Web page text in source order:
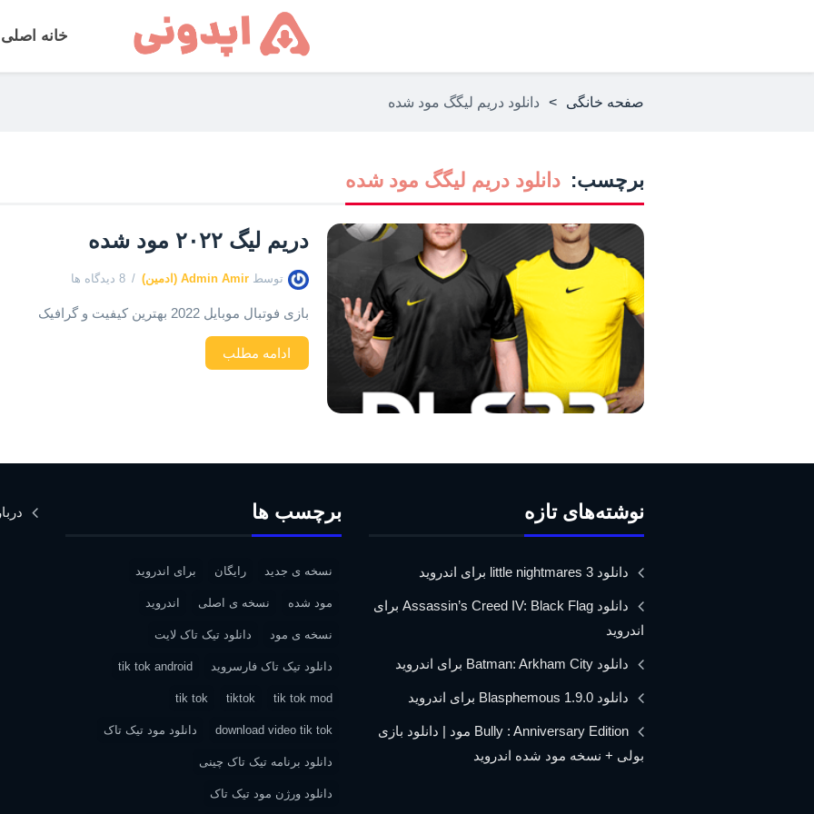
خانه اصلی
صفحه خانگی > دانلود دریم لیگگ مود شده
برچسب: دانلود دریم لیگگ مود شده
دریم لیگ ۲۰۲۲ مود شده
توسط Admin Amir (ادمین) 8 دیدگاه ها
بازی فوتبال موبایل 2022 بهترین کیفیت و گرافیک
ادامه مطلب
نوشته‌های تازه
دانلود little nightmares 3 برای اندروید
دانلود Assassin’s Creed IV: Black Flag برای
اندروید
دانلود Batman: Arkham City برای اندروید
دانلود Blasphemous 1.9.0 برای اندروید
Bully : Anniversary Edition مود | دانلود بازی
بولی + نسخه مود شده اندروید
برچسب ها
نسخه ی جدید رایگان برای اندروید
مود شده نسخه ی اصلی اندروید
نسخه ی مود دانلود تیک تاک لایت
دانلود تیک تاک فارسروید tik tok android
tik tok mod
tiktok
tik tok
download video tik tok دانلود مود تیک تاک
دانلود برنامه تیک تاک چینی
دانلود ورژن مود تیک تاک